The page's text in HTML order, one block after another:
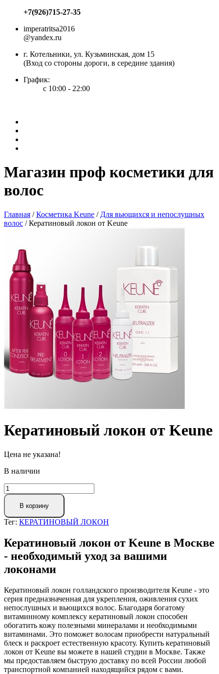
+7(926)715-27-35
imperatritsa2016
@yandex.ru
г. Котельники, ул. Кузьминская, дом 15
(Вход со стороны дороги, в середине здания)
График:
с 10:00 - 22:00
Магазин проф косметики для
волос
Главная /Косметика Keune / Для вьющихся и непослушных
волос / Кератиновый локон от Keune
Кератиновый локон от Keune
Цена не указана!
В наличии
В корзину
Тег: КЕРАТИНОВЫЙ ЛОКОН
Кератиновый локон от Keune в Москве
- необходимый уход за вашими
локонами
Кератиновый локон голландского производителя Keune - это
серия предназначенная для укрепления, оживления сухих
непослушных и вьющихся волос. Благодаря богатому
витаминному комплексу кератиновый локон способен
обогатить кожу полезными минералами и необходимыми
витаминами. Это поможет волосам приобрести натуральный
блеск и раскроет естественную красоту. Купить кератиновый
локон от Keune вы можете в нашей студии в Москве. Также
мы предоставляем быструю доставку по всей России любой
транспортной компанией находящийся рядом с вами.